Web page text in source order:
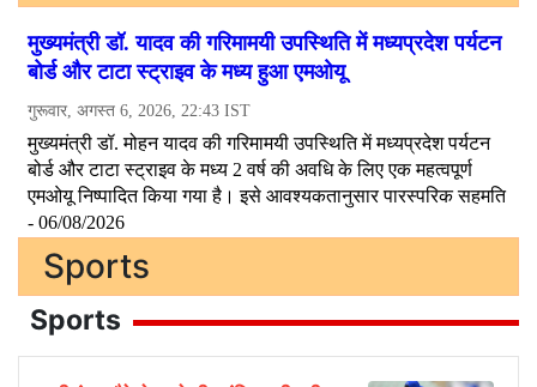
Sports
Sports